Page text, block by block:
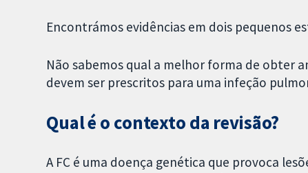
Encontrámos evidências em dois pequenos
Não sabemos qual a melhor forma de obter
devem ser prescritos para uma infeção
Qual é o contexto da revisão?
A FC é uma doença genética que provoca